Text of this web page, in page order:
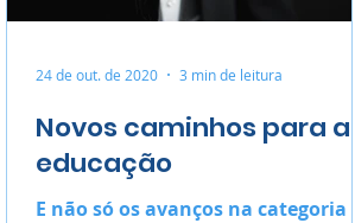
Novos caminhos para a
educação
E não só os avanços na categoria
24 de out. de 2020 3 min de leitura